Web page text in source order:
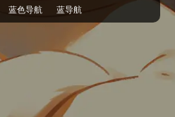
蓝色导航 蓝导航